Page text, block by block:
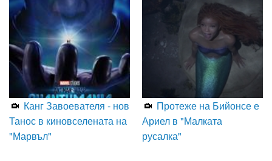
Канг Завоевателя - нов
Танос в киновселената на
"Марвъл"
Протеже на Бийонсе е
Ариел в "Малката
русалка"